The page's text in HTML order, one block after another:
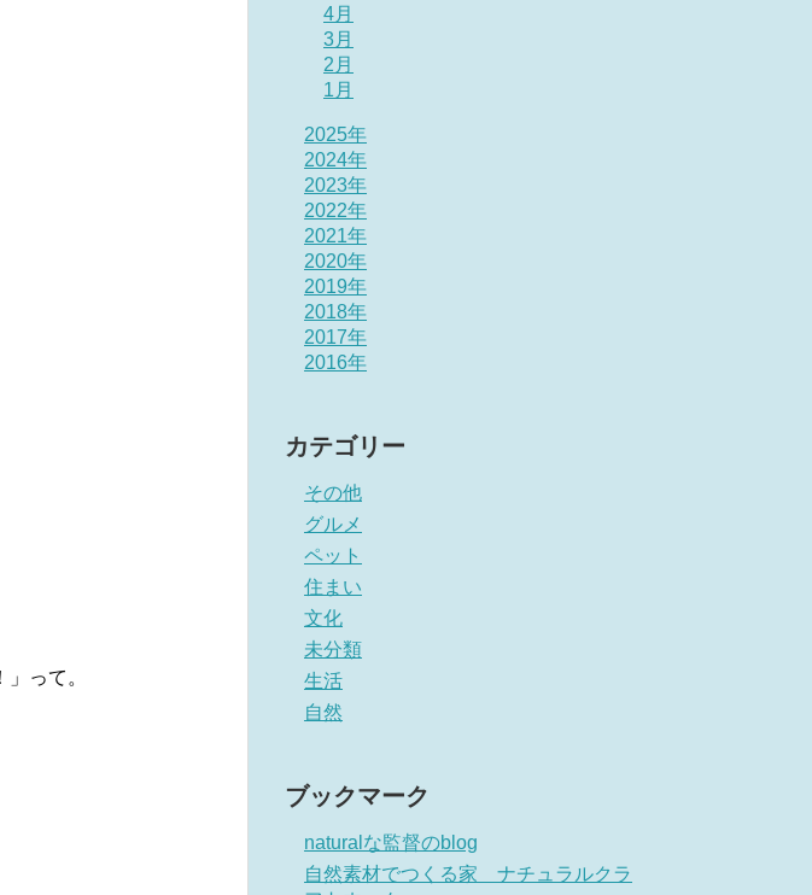
って。
4月
3月
2月
1月
2025年
2024年
2023年
2022年
2021年
2020年
2019年
2018年
2017年
2016年
カテゴリー
その他
グルメ
ペット
住まい
文化
未分類
生活
自然
ブックマーク
naturalな監督のblog
自然素材でつくる家 ナチュラルクラ